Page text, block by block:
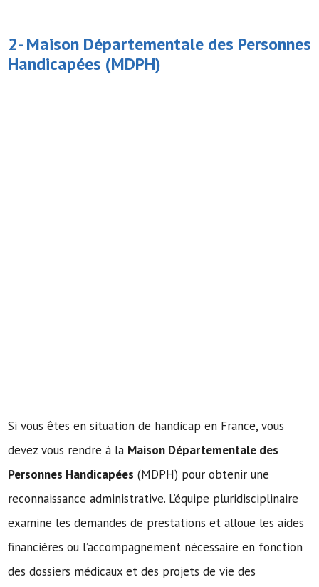
2-Maison Départementale des Personnes
Handicapées (MDPH)
Si vous êtes en situation de handicap en France, vous
devez vous rendre à la Maison Départementale des
Personnes Handicapées (MDPH) pour obtenir une
reconnaissance administrative. L’équipe pluridisciplinaire
examine les demandes de prestations et alloue les aides
financières ou l’accompagnement nécessaire en fonction
des dossiers médicaux et des projets de vie des